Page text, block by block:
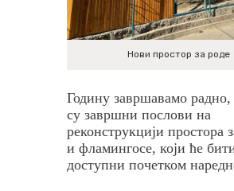
Нови простор за роде
Годину завршавамо радно,
су завршни послови на
реконструкцији простора
и фламингосе, који ће
доступни почетком